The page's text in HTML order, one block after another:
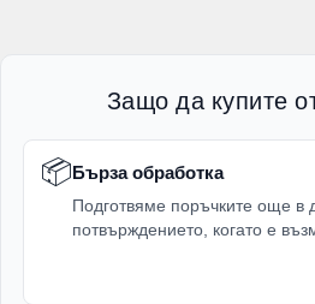
Защо да купите
📦Бърза обработка
Подготвяме поръчките още в
потвърждението, когато е